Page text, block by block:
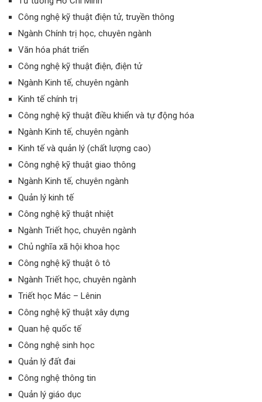
Công nghệ kỹ thuật điện tử, truyền thông
Ngành Chính trị học, chuyên ngành
Văn hóa phát triển
Công nghệ kỹ thuật điện, điện tử
Ngành Kinh tế, chuyên ngành
Kinh tế chính trị
Công nghệ kỹ thuật điều khiển và tự động hóa
Ngành Kinh tế, chuyên ngành
Kinh tế và quản lý (chất lượng cao)
Công nghệ kỹ thuật giao thông
Ngành Kinh tế, chuyên ngành
Quản lý kinh tế
Công nghệ kỹ thuật nhiệt
Ngành Triết học, chuyên ngành
Chủ nghĩa xã hội khoa học
Công nghệ kỹ thuật ô tô
Ngành Triết học, chuyên ngành
Triết học Mác – Lênin
Công nghệ kỹ thuật xây dựng
Quan hệ quốc tế
Công nghệ sinh học
Quản lý đất đai
Công nghệ thông tin
Quản lý giáo dục